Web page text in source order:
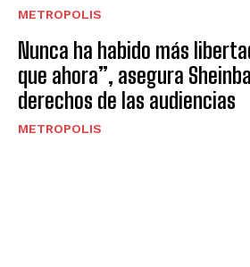
METROPOLIS
Nunca ha habido más
que ahora”, asegura
derechos de las audiencias
METROPOLIS